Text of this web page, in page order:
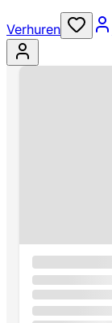
Verhuren